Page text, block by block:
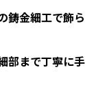
鋳金細工で飾ら
部まで丁寧に手